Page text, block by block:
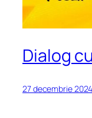
Dialog
27 decembrie 2024